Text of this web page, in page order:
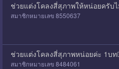
ช่วยแต่งโคลงสี่สุภาพให้หน่อยครับ
สมาชิกหมายเลข 8550637
ช่วยแต่งโคลงสี่สุภาพหน่อยค่ะ 1บท
สมาชิกหมายเลข 8484061